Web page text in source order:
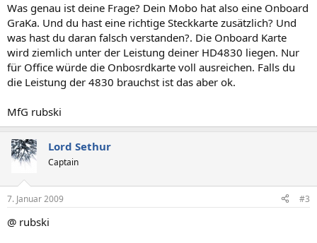
Was genau ist deine Frage? Dein Mobo hat also eine Onboard
GraKa. Und du hast eine richtige Steckkarte zusätzlich? Und
was hast du daran falsch verstanden?. Die Onboard Karte
wird ziemlich unter der Leistung deiner HD4830 liegen. Nur
für Office würde die Onbosrdkarte voll ausreichen. Falls du
die Leistung der 4830 brauchst ist das aber ok.
MfG rubski
Lord Sethur
Captain
7. Januar 2009 #3
@ rubski